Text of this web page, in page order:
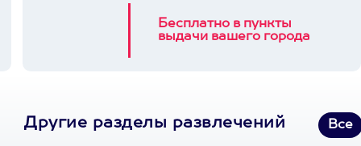
Бесплатно в пункты
выдачи вашего города
Другие разделы развлечений Все